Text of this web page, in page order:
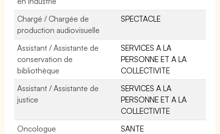
Chargé / Chargée de
production audiovisuelle
SPECTACLE
Assistant / Assistante de
conservation de
bibliothèque
SERVICES A LA
PERSONNE ET A LA
COLLECTIVITE
Assistant / Assistante de
justice
SERVICES A LA
PERSONNE ET A LA
COLLECTIVITE
Oncologue
SANTE